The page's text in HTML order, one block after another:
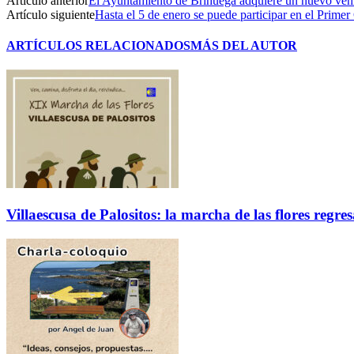
Artículo siguienteHasta el 5 de enero se puede participar en el
ARTÍCULOS RELACIONADOSMÁS DEL AUTOR
Villaescusa de Palositos: la marcha de las flores